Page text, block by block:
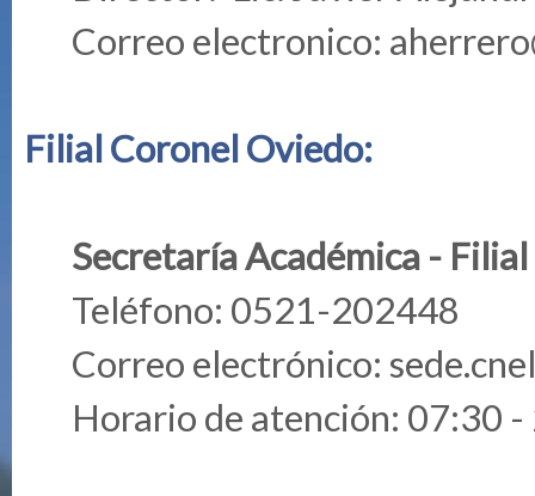
Correo electronico:
Filial Coronel Oviedo:
Secretaría Académica -
Teléfono: 0521-202448
Correo electrónico:
Horario de atención: 07:30